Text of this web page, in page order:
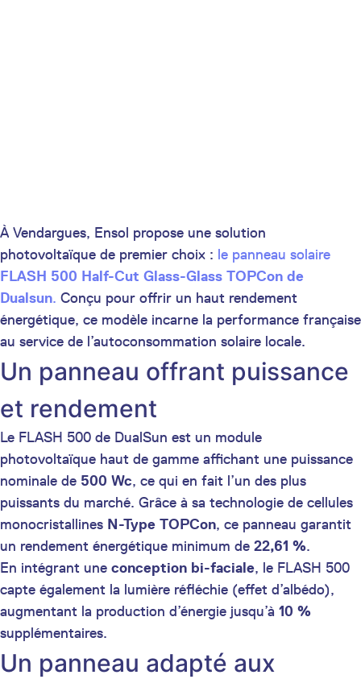
À Vendargues, Ensol propose une solution
photovoltaïque de premier choix : le panneau solaire
FLASH 500 Half-Cut Glass-Glass TOPCon de
Dualsun. Conçu pour offrir un haut rendement
énergétique, ce modèle incarne la performance française
au service de l’autoconsommation solaire locale.
Un panneau offrant puissance
et rendement
Le FLASH 500 de DualSun est un module
photovoltaïque haut de gamme affichant une puissance
nominale de 500 Wc, ce qui en fait l’un des plus
puissants du marché. Grâce à sa technologie de cellules
monocristallines N-Type TOPCon, ce panneau garantit
un rendement énergétique minimum de 22,61 %.
En intégrant une conception bi-faciale, le FLASH 500
capte également la lumière réfléchie (effet d’albédo),
augmentant la production d’énergie jusqu’à 10 %
supplémentaires.
Un panneau adapté aux